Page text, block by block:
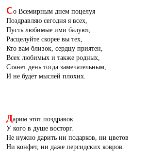
Со Всемирным днем поцелуя
Поздравляю сегодня я всех,
Пусть любимые ими балуют,
Расцелуйте скорее вы тех,
Кто вам близок, сердцу приятен,
Всех любимых и также родных,
Станет день тогда замечательным,
И не будет мыслей плохих.
Дарим этот поздравок
У кого в душе восторг.
Не нужно дарить ни подарков, ни цветов
Ни конфет, ни даже персидских ковров.